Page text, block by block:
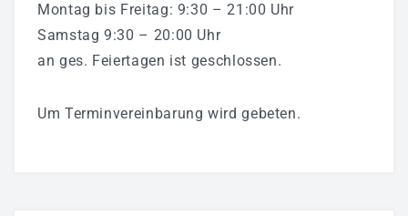
Montag bis Freitag: 9:30 – 21:00 Uhr
Samstag 9:30 – 20:00 Uhr
an ges. Feiertagen ist geschlossen.
Um Terminvereinbarung wird gebeten.